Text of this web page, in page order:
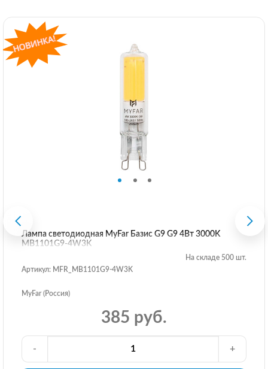
Лампа светодиодная MyFar Базис G9 G9 4Вт 3000K
MB1101G9-4W3K
На складе 500 шт.
Артикул: MFR_MB1101G9-4W3K
MyFar (Россия)
385 руб.
- +